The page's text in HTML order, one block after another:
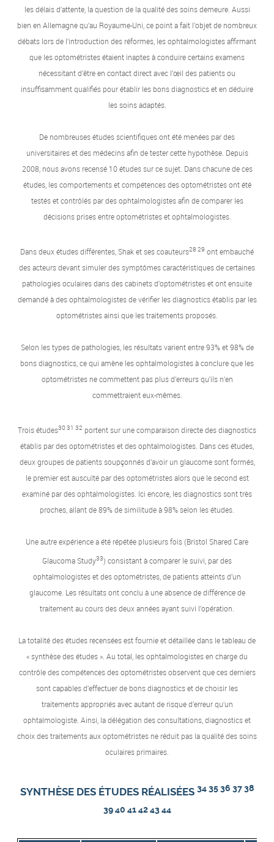
les délais d’attente, la question de la qualité des soins demeure. Aussi
bien en Allemagne qu’au Royaume-Uni, ce point a fait l’objet de nombreux
débats lors de l’introduction des réformes, les ophtalmologistes affirmant
que les optométristes étaient inaptes à conduire certains examens
nécessitant d’être en contact direct avec l’œil des patients ou
insuffisamment qualifiés pour établir les bons diagnostics et en déduire
les soins adaptés.
De nombreuses études scientifiques ont été menées par des
universitaires et des médecins afin de tester cette hypothèse. Depuis
2008, nous avons recensé 10 études sur ce sujet. Dans chacune de ces
études, les comportements et compétences des optométristes ont été
testés et contrôlés par des ophtalmologistes afin de comparer les
décisions prises entre optométristes et ophtalmologistes.
Dans deux études différentes, Shak et ses coauteurs28 29 ont embauché
des acteurs devant simuler des symptômes caractéristiques de certaines
pathologies oculaires dans des cabinets d’optométristes et ont ensuite
demandé à des ophtalmologistes de vérifier les diagnostics établis par les
optométristes ainsi que les traitements proposés.
Selon les types de pathologies, les résultats varient entre 93% et 98% de
bons diagnostics, ce qui amène les ophtalmologistes à conclure que les
optométristes ne commettent pas plus d’erreurs qu’ils n’en
commettraient eux-mêmes.
Trois études30 31 32 portent sur une comparaison directe des diagnostics
établis par des optométristes et des ophtalmologistes. Dans ces études,
deux groupes de patients soupçonnés d’avoir un glaucome sont formés,
le premier est ausculté par des optométristes alors que le second est
examiné par des ophtalmologistes. Ici encore, les diagnostics sont très
proches, allant de 89% de similitude à 98% selon les études.
Une autre expérience a été répétée plusieurs fois (Bristol Shared Care
Glaucoma Study33) consistant à comparer le suivi, par des
ophtalmologistes et des optométristes, de patients atteints d’un
glaucome. Les résultats ont conclu à une absence de différence de
traitement au cours des deux années ayant suivi l’opération.
La totalité des études recensées est fournie et détaillée dans le tableau de
« synthèse des études ». Au total, les ophtalmologistes en charge du
contrôle des compétences des optométristes observent que ces derniers
sont capables d’effectuer de bons diagnostics et de choisir les
traitements appropriés avec autant de risque d’erreur qu’un
ophtalmologiste. Ainsi, la délégation des consultations, diagnostics et
choix des traitements aux optométristes ne réduit pas la qualité des soins
oculaires primaires.
SYNTHÈSE DES ÉTUDES RÉALISÉES 34 35 36 37 38
39 40 41 42 43 44